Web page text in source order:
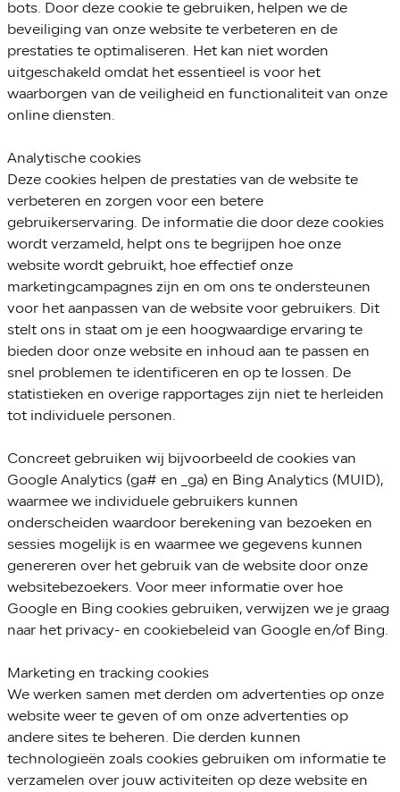
bots. Door deze cookie te gebruiken, helpen we de
beveiliging van onze website te verbeteren en de
prestaties te optimaliseren. Het kan niet worden
uitgeschakeld omdat het essentieel is voor het
waarborgen van de veiligheid en functionaliteit van onze
online diensten.
Analytische cookies
Deze cookies helpen de prestaties van de website te
verbeteren en zorgen voor een betere
gebruikerservaring. De informatie die door deze cookies
wordt verzameld, helpt ons te begrijpen hoe onze
website wordt gebruikt, hoe effectief onze
marketingcampagnes zijn en om ons te ondersteunen
voor het aanpassen van de website voor gebruikers. Dit
stelt ons in staat om je een hoogwaardige ervaring te
bieden door onze website en inhoud aan te passen en
snel problemen te identificeren en op te lossen. De
statistieken en overige rapportages zijn niet te herleiden
tot individuele personen.
Concreet gebruiken wij bijvoorbeeld de cookies van
Google Analytics (ga# en _ga) en Bing Analytics (MUID),
waarmee we individuele gebruikers kunnen
onderscheiden waardoor berekening van bezoeken en
sessies mogelijk is en waarmee we gegevens kunnen
genereren over het gebruik van de website door onze
websitebezoekers. Voor meer informatie over hoe
Google en Bing cookies gebruiken, verwijzen we je graag
naar het privacy- en cookiebeleid van Google en/of Bing.
Marketing en tracking cookies
We werken samen met derden om advertenties op onze
website weer te geven of om onze advertenties op
andere sites te beheren. Die derden kunnen
technologieën zoals cookies gebruiken om informatie te
verzamelen over jouw activiteiten op deze website en